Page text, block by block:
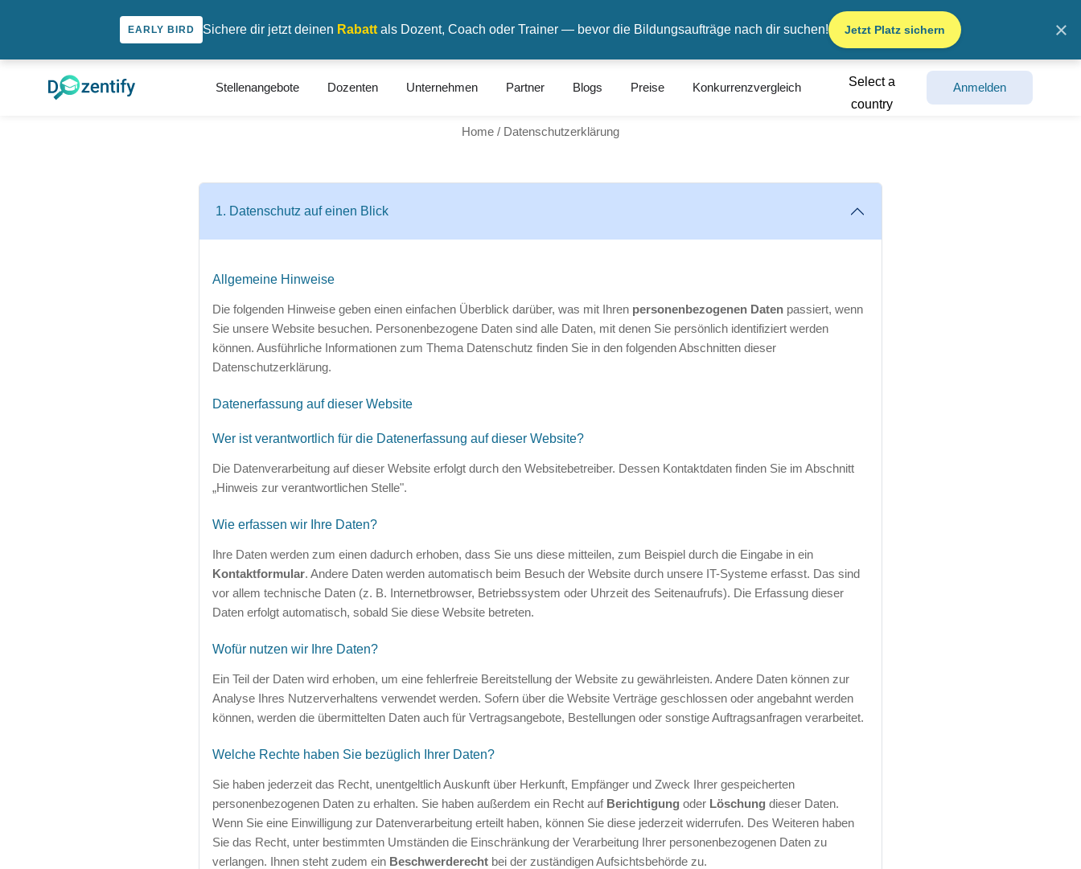
EARLY BIRD Sichere dir jetzt deinen Rabatt als Dozent, Coach oder Trainer — bevor die Bildungsaufträge nach dir suchen! Jetzt Platz sichern ×
Stellenangebote Dozenten Unternehmen Partner Blogs Preise Konkurrenzvergleich
Select a
country
Anmelden
Datenschutzerklärung
Home / Datenschutzerklärung
1. Datenschutz auf einen Blick
Allgemeine Hinweise
Die folgenden Hinweise geben einen einfachen Überblick darüber, was mit Ihren personenbezogenen Daten passiert, wenn
Sie unsere Website besuchen. Personenbezogene Daten sind alle Daten, mit denen Sie persönlich identifiziert werden
können. Ausführliche Informationen zum Thema Datenschutz finden Sie in den folgenden Abschnitten dieser
Datenschutzerklärung.
Datenerfassung auf dieser Website
Wer ist verantwortlich für die Datenerfassung auf dieser Website?
Die Datenverarbeitung auf dieser Website erfolgt durch den Websitebetreiber. Dessen Kontaktdaten finden Sie im Abschnitt
„Hinweis zur verantwortlichen Stelle".
Wie erfassen wir Ihre Daten?
Ihre Daten werden zum einen dadurch erhoben, dass Sie uns diese mitteilen, zum Beispiel durch die Eingabe in ein
Kontaktformular. Andere Daten werden automatisch beim Besuch der Website durch unsere IT-Systeme erfasst. Das sind
vor allem technische Daten (z. B. Internetbrowser, Betriebssystem oder Uhrzeit des Seitenaufrufs). Die Erfassung dieser
Daten erfolgt automatisch, sobald Sie diese Website betreten.
Wofür nutzen wir Ihre Daten?
Ein Teil der Daten wird erhoben, um eine fehlerfreie Bereitstellung der Website zu gewährleisten. Andere Daten können zur
Analyse Ihres Nutzerverhaltens verwendet werden. Sofern über die Website Verträge geschlossen oder angebahnt werden
können, werden die übermittelten Daten auch für Vertragsangebote, Bestellungen oder sonstige Auftragsanfragen verarbeitet.
Welche Rechte haben Sie bezüglich Ihrer Daten?
Sie haben jederzeit das Recht, unentgeltlich Auskunft über Herkunft, Empfänger und Zweck Ihrer gespeicherten
personenbezogenen Daten zu erhalten. Sie haben außerdem ein Recht auf Berichtigung oder Löschung dieser Daten.
Wenn Sie eine Einwilligung zur Datenverarbeitung erteilt haben, können Sie diese jederzeit widerrufen. Des Weiteren haben
Sie das Recht, unter bestimmten Umständen die Einschränkung der Verarbeitung Ihrer personenbezogenen Daten zu
verlangen. Ihnen steht zudem ein Beschwerderecht bei der zuständigen Aufsichtsbehörde zu.